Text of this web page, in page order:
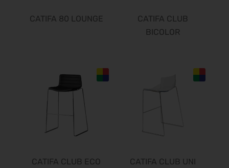
CATIFA 80 LOUNGE
CATIFA CLUB
BICOLOR
CATIFA CLUB ECO CATIFA CLUB UNI